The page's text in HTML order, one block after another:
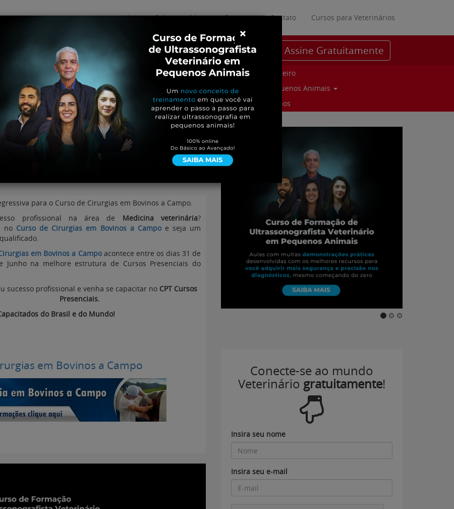
Início Sobre Materiais Gratuitos Contato Cursos para Veterinários
Assine Gratuitamente
e Eventos
Entrevistas
Genética e Tecnologia
Parceiro
Pequenos Animais
Suinos
Campo. Contagem
para o Curso de Cirurgias em Bovinos a Campo.
profissional na área de Medicina veterinária?
no Curso de Cirurgias em Bovinos a Campoe seja um
em Bovinos a Campoacontece entre os dias 31 de
Junho na melhore estrutura de Cursos Presenciais do
sucesso profissional e venha se capacitar no CPT Cursos
Presenciais.
do Brasil e do Mundo!
em Bovinos a Campo
29 de maio de 2013
Conecte-se ao mundo
Veterinário gratuitamente!
Insira seu nome
Insira seu e-mail
×